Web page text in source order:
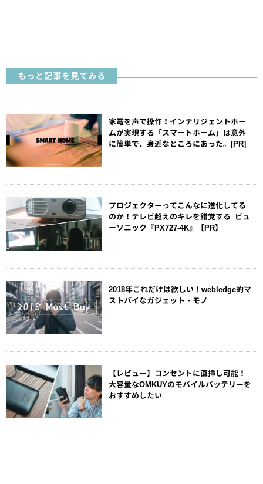
もっと記事を見てみる
家電を声で操作！インテリジェントホー
ムが実現する「スマートホーム」は意外
に簡単で、身近なところにあった。[PR]
プロジェクターってこんなに進化してる
のか！テレビ超えのキレを錯覚する ビュ
ーソニック『PX727-4K』【PR】
2018年これだけは欲しい！webledge的マ
ストバイなガジェット・モノ
【レビュー】コンセントに直挿し可能！
大容量なOMKUYのモバイルバッテリーを
おすすめしたい